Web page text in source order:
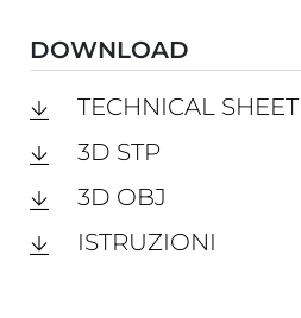
DOWNLOAD
TECHNICAL SHEET
3D STP
3D OBJ
ISTRUZIONI